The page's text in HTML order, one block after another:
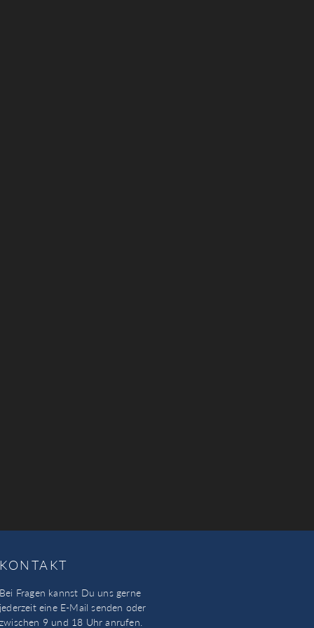
KONTAKT
Bei Fragen kannst Du uns gerne
jederzeit eine E-Mail senden oder
zwischen 9 und 18 Uhr anrufen.